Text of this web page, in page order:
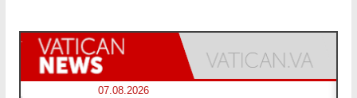
07.08.2026